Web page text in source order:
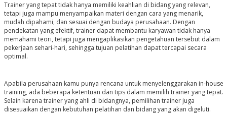
Trainer yang tepat tidak hanya memiliki keahlian di bidang yang relevan,
tetapi juga mampu menyampaikan materi dengan cara yang menarik,
mudah dipahami, dan sesuai dengan budaya perusahaan. Dengan
pendekatan yang efektif, trainer dapat membantu karyawan tidak hanya
memahami teori, tetapi juga mengaplikasikan pengetahuan tersebut dalam
pekerjaan sehari-hari, sehingga tujuan pelatihan dapat tercapai secara
optimal.
Apabila perusahaan kamu punya rencana untuk menyelenggarakan in-house
training, ada beberapa ketentuan dan tips dalam memilih trainer yang tepat.
Selain karena trainer yang ahli di bidangnya, pemilihan trainer juga
disesuaikan dengan kebutuhan pelatihan dan bidang yang akan digeluti.